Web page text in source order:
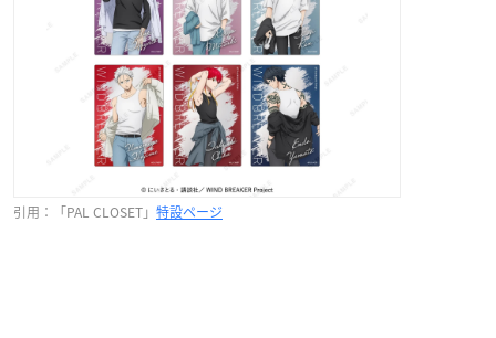
引用：「PAL CLOSET」 特設ページ